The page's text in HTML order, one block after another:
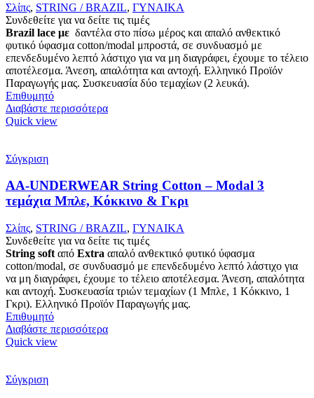
Σλίπς, STRING / BRAZIL, ΓΥΝΑΙΚΑ
Συνδεθείτε για να δείτε τις τιμές
Brazil lace με δαντέλα στο πίσω μέρος και απαλό ανθεκτικό
φυτικό ύφασμα cotton/modal μπροστά, σε συνδυασμό με
επενδεδυμένο λεπτό λάστιχο για να μη διαγράφει, έχουμε το τέλειο
αποτέλεσμα. Άνεση, απαλότητα και αντοχή. Ελληνικό Προϊόν
Παραγωγής μας. Συσκευασία δύο τεμαχίων (2 λευκά).
Επιθυμητό
Διαβάστε περισσότερα
Quick view
Σύγκριση
AA-UNDERWEAR String Cotton – Modal 3
τεμάχια Μπλε, Κόκκινο & Γκρι
Σλίπς, STRING / BRAZIL, ΓΥΝΑΙΚΑ
Συνδεθείτε για να δείτε τις τιμές
String soft από Extra απαλό ανθεκτικό φυτικό ύφασμα
cotton/modal, σε συνδυασμό με επενδεδυμένο λεπτό λάστιχο για
να μη διαγράφει, έχουμε το τέλειο αποτέλεσμα. Άνεση, απαλότητα
και αντοχή. Συσκευασία τριών τεμαχίων (1 Μπλε, 1 Κόκκινο, 1
Γκρι). Ελληνικό Προϊόν Παραγωγής μας.
Επιθυμητό
Διαβάστε περισσότερα
Quick view
Σύγκριση